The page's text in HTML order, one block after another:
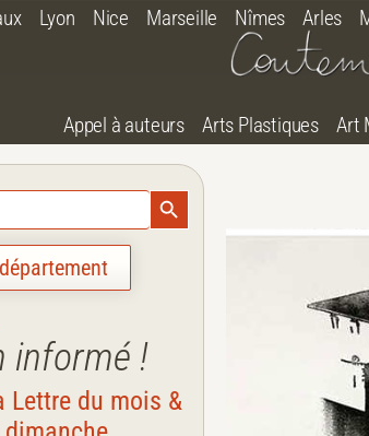
Lyon Nice Marseille Nîmes Arles
Appel à auteurs Arts Plastiques Art
Search Button
informé !
Lettre du mois &